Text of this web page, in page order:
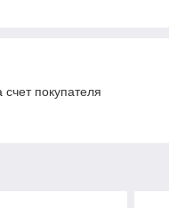
покупателя